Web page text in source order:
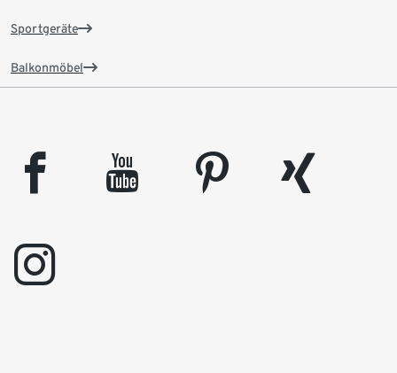
Sportgeräte
Balkonmöbel
facebook youtube pinterest
xing
instagram